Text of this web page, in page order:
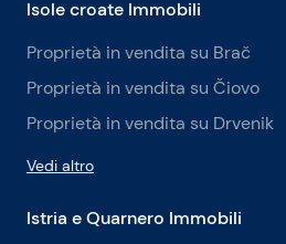
Isole croate Immobili
Proprietà in vendita su Brač
Proprietà in vendita su Čiovo
Proprietà in vendita su Drvenik
Vedi altro
Istria e Quarnero Immobili